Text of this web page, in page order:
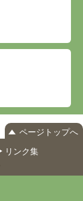
ページトップへ
リンク集